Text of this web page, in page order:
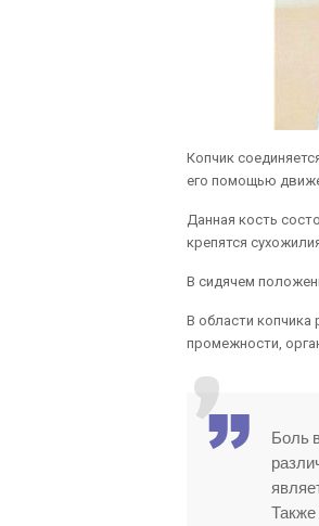
Копчик
его помощью
Данная кость
крепятся
В сидячем
В области
промежности,
Боль
Также